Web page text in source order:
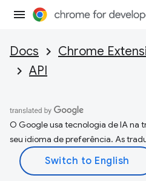
Docs Chrome
API
O Google usa tecnologia de IA na
seu idioma de preferência. As